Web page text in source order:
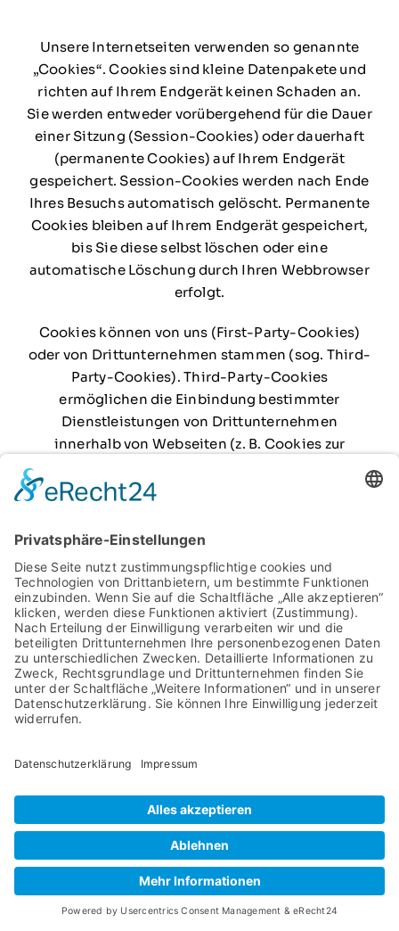
Unsere Internetseiten verwenden so genannte
„Cookies“. Cookies sind kleine Datenpakete und
richten auf Ihrem Endgerät keinen Schaden an.
Sie werden entweder vorübergehend für die Dauer
einer Sitzung (Session-Cookies) oder dauerhaft
(permanente Cookies) auf Ihrem Endgerät
gespeichert. Session-Cookies werden nach Ende
Ihres Besuchs automatisch gelöscht. Permanente
Cookies bleiben auf Ihrem Endgerät gespeichert,
bis Sie diese selbst löschen oder eine
automatische Löschung durch Ihren Webbrowser
erfolgt.
Cookies können von uns (First-Party-Cookies)
oder von Drittunternehmen stammen (sog. Third-
Party-Cookies). Third-Party-Cookies
ermöglichen die Einbindung bestimmter
Dienstleistungen von Drittunternehmen
innerhalb von Webseiten (z. B. Cookies zur
Cookies haben verschiedene Funktionen.
bestimmte Webseitenfunktionen ohne diese
nicht funktionieren würden (z. B. die
Warenkorbfunktion oder die Anzeige von Videos).
Andere Cookies können zur Auswertung des
Nutzerverhaltens oder zu Werbezwecken
verwendet werden.
Cookies, die zur Durchführung des elektronischen
Kommunikationsvorgangs, zur Bereitstellung
(z. B. für die Warenkorbfunktion) oder zur
Optimierung der Website (z. B. Cookies zur
Messung des Webpublikums) erforderlich sind
(notwendige Cookies), werden auf Grundlage von
Art. 6 Abs. 1 lit. f DSGVO gespeichert, sofern keine
andere Rechtsgrundlage angegeben wird. Der
Websitebetreiber hat ein berechtigtes Interesse